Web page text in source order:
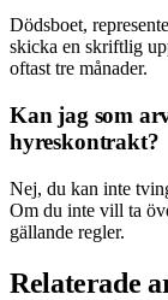
Dödsboet,
skicka en skriftlig
oftast tre månader.
Kan jag som
hyreskontrakt?
Nej, du kan inte
Om du inte vill ta
gällande regler.
Relaterade